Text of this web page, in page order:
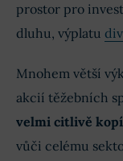
prostor pro
dluhu, výplatu
Mnohem větší
akcií těžebních
velmi citlivě
vůči celému